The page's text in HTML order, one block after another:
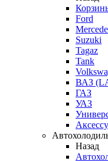
Ford
Suzuki
Tagaz
Tank
ВАЗ
ГАЗ
УАЗ
Назад